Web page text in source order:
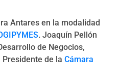
Antares en la modalidad
. Joaquín Pellón
de Negocios,
de la Cámara